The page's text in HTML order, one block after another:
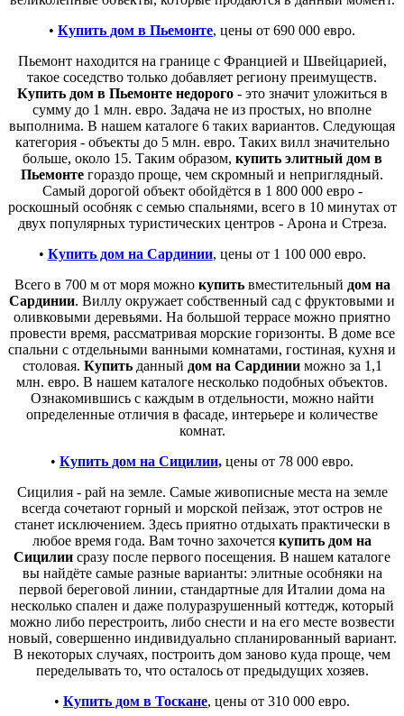
• Купить дом в Пьемонте, цены от 690 000 евро.
Пьемонт находится на границе с Францией и Швейцарией,
такое соседство только добавляет региону преимуществ.
Купить дом в Пьемонте недорого- это значит уложиться в
сумму до 1 млн. евро. Задача не из простых, но вполне
выполнима. В нашем каталоге 6 таких вариантов. Следующая
категория - объекты до 5 млн. евро. Таких вилл значительно
больше, около 15. Таким образом, купить элитный дом в
Пьемонте гораздо проще, чем скромный и неприглядный.
Самый дорогой объект обойдётся в 1 800 000 евро -
роскошный особняк с семью спальнями, всего в 10 минутах от
двух популярных туристических центров - Арона и Стреза.
• Купить дом на Сардинии, цены от 1 100 000 евро.
Всего в 700 м от моря можно купитьвместительный дом на
Сардинии. Виллу окружает собственный сад с фруктовыми и
оливковыми деревьями. На большой террасе можно приятно
провести время, рассматривая морские горизонты. В доме все
спальни с отдельными ванными комнатами, гостиная, кухня и
столовая. Купитьданный дом на Сардинииможно за 1,1
млн. евро. В нашем каталоге несколько подобных объектов.
Ознакомившись с каждым в отдельности, можно найти
определенные отличия в фасаде, интерьере и количестве
комнат.
• Купить дом на Сицилии, цены от 78 000 евро.
Сицилия - рай на земле. Самые живописные места на земле
всегда сочетают горный и морской пейзаж, этот остров не
станет исключением. Здесь приятно отдыхать практически в
любое время года. Вам точно захочется купить дом на
Сицилии сразу после первого посещения. В нашем каталоге
вы найдёте самые разные варианты: элитные особняки на
первой береговой линии, стандартные для Италии дома на
несколько спален и даже полуразрушенный коттедж, который
можно либо перестроить, либо снести и на его месте возвести
новый, совершенно индивидуально спланированный вариант.
В некоторых случаях, построить дом заново куда проще, чем
переделывать то, что осталось от предыдущих хозяев.
• Купить дом в Тоскане, цены от 310 000 евро.